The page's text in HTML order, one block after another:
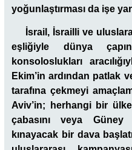
yoğunlaştırması da işe
İsrail, İsrailli ve
eşliğiyle dünya
konsoloslukları
Ekim’in ardından patlak
tarafına çekmeyi
Aviv’in; herhangi bir
çabasını veya
kınayacak bir dava